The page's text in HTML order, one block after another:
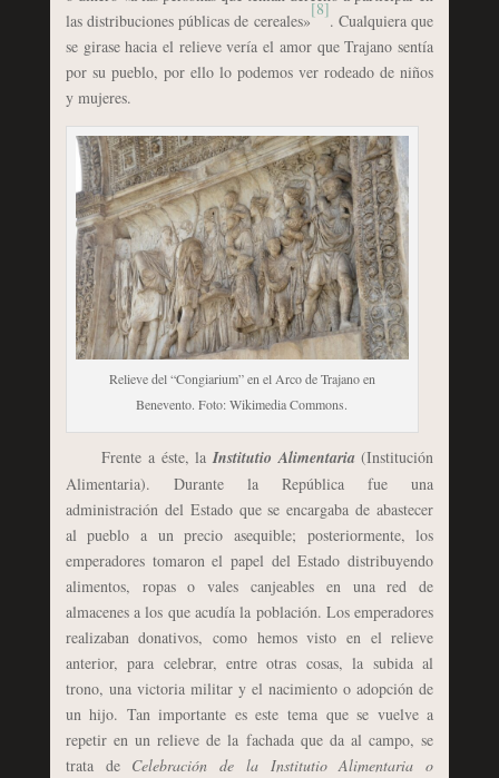
las distribuciones públicas de cereales»
[8]
. Cualquiera que
se girase hacia el relieve vería el amor que Trajano sentía
por su pueblo, por ello lo podemos ver rodeado de niños
y mujeres.
Relieve del “Congiarium” en el Arco de Trajano en
Benevento. Foto: Wikimedia Commons.
Frente a éste, laInstitutio Alimentaria(Institución
Alimentaria). Durante la República fue una
administración del Estado que se encargaba de abastecer
al pueblo a un precio asequible; posteriormente, los
emperadores tomaron el papel del Estado distribuyendo
alimentos, ropas o vales canjeables en una red de
almacenes a los que acudía la población. Los emperadores
realizaban donativos, como hemos visto en el relieve
anterior, para celebrar, entre otras cosas, la subida al
trono, una victoria militar y el nacimiento o adopción de
un hijo. Tan importante es este tema que se vuelve a
repetir en un relieve de la fachada que da al campo, se
trata de Celebración de la Institutio Alimentaria o